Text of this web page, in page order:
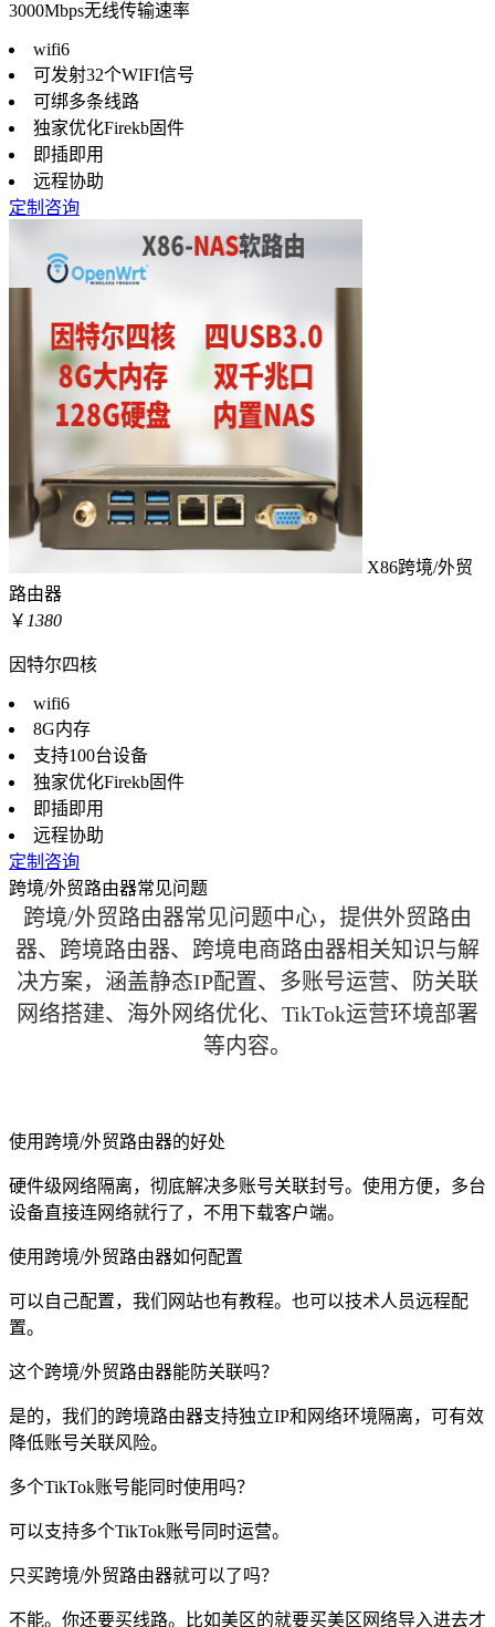
3000Mbps无线传输速率
wifi6
可发射32个WIFI信号
可绑多条线路
独家优化Firekb固件
即插即用
远程协助
定制咨询
X86跨境/外贸
路由器
￥ 1380
因特尔四核
wifi6
8G内存
支持100台设备
独家优化Firekb固件
即插即用
远程协助
定制咨询
跨境/外贸路由器常见问题
跨境/外贸路由器常见问题中心，提供外贸路由
器、跨境路由器、跨境电商路由器相关知识与解
决方案，涵盖静态IP配置、多账号运营、防关联
网络搭建、海外网络优化、TikTok运营环境部署
等内容。
使用跨境/外贸路由器的好处
硬件级网络隔离，彻底解决多账号关联封号。使用方便，多台
设备直接连网络就行了，不用下载客户端。
使用跨境/外贸路由器如何配置
可以自己配置，我们网站也有教程。也可以技术人员远程配
置。
这个跨境/外贸路由器能防关联吗？
是的，我们的跨境路由器支持独立IP和网络环境隔离，可有效
降低账号关联风险。
多个TikTok账号能同时使用吗？
可以支持多个TikTok账号同时运营。
只买跨境/外贸路由器就可以了吗？
不能。你还要买线路。比如美区的就要买美区网络导入进去才